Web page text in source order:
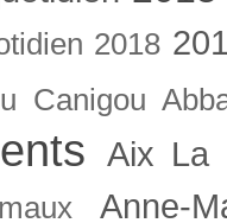
2018
Canigou
Aix La
Anne-